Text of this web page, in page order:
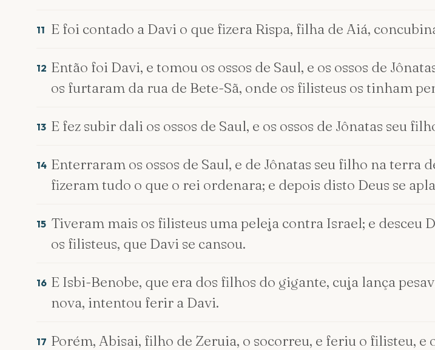
11 E foi contado a Davi o que fizera Rispa, filha de Aiá,
12 Então foi Davi, e tomou os ossos de Saul, e os ossos de
os furtaram da rua de Bete-Sã, onde os filisteus os tinham
13 E fez subir dali os ossos de Saul, e os ossos de Jônatas seu
14 Enterraram os ossos de Saul, e de Jônatas seu filho na terra
fizeram tudo o que o rei ordenara; e depois disto Deus se
15 Tiveram mais os filisteus uma peleja contra Israel; e desceu
os filisteus, que Davi se cansou.
16 E Isbi-Benobe, que era dos filhos do gigante, cuja lança
nova, intentou ferir a Davi.
17 Porém, Abisai, filho de Zeruia, o socorreu, e feriu o filisteu,